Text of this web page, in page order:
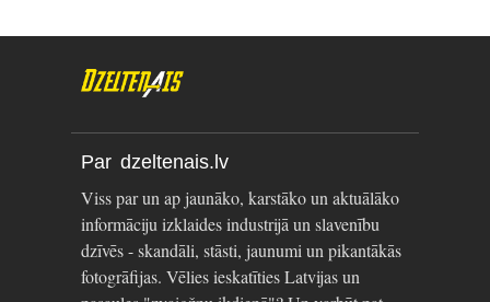
Par dzeltenais.lv
Viss par un ap jaunāko, karstāko un aktuālāko
informāciju izklaides industrijā un slavenību
dzīvēs - skandāli, stāsti, jaunumi un pikantākās
fotogrāfijas. Vēlies ieskatīties Latvijas un